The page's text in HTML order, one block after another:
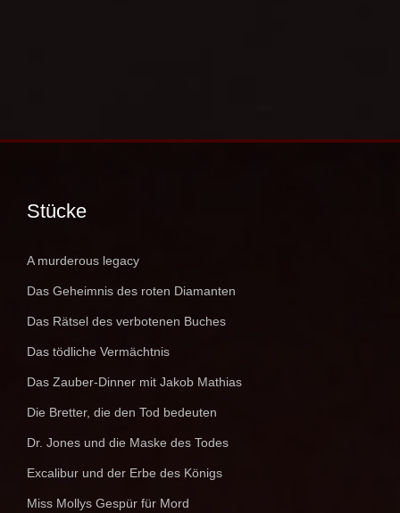
Stücke
A murderous legacy
Das Geheimnis des roten Diamanten
Das Rätsel des verbotenen Buches
Das tödliche Vermächtnis
Das Zauber-Dinner mit Jakob Mathias
Die Bretter, die den Tod bedeuten
Dr. Jones und die Maske des Todes
Excalibur und der Erbe des Königs
Miss Mollys Gespür für Mord